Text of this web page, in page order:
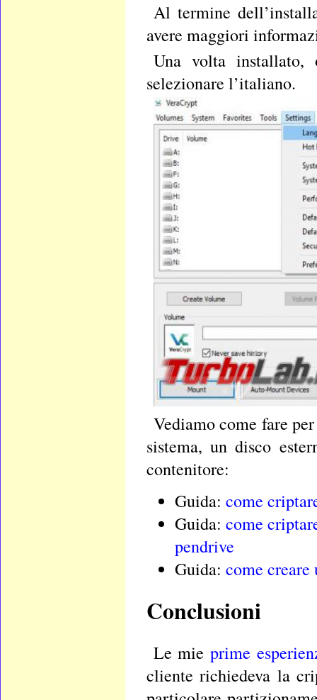
Al termine
avere maggiori
Una volta
selezionare l’italiano.
Vediamo come fare
sistema, un disco
contenitore:
Guida: come
Guida: come
pendrive
Guida: come
Conclusioni
Le mieprime
cliente richiedeva la